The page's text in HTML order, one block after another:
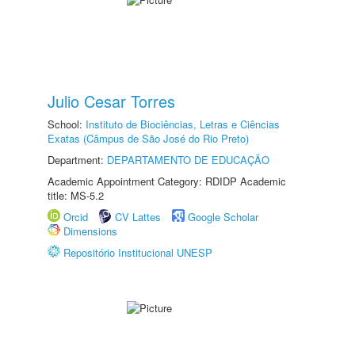
Julio Cesar Torres
School: Instituto de Biociências, Letras e Ciências
Exatas (Câmpus de São José do Rio Preto)
Department: DEPARTAMENTO DE EDUCAÇÃO
Academic Appointment Category: RDIDP Academic
title: MS-5.2
Orcid
CV Lattes
Google Scholar
Dimensions
Repositório Institucional UNESP